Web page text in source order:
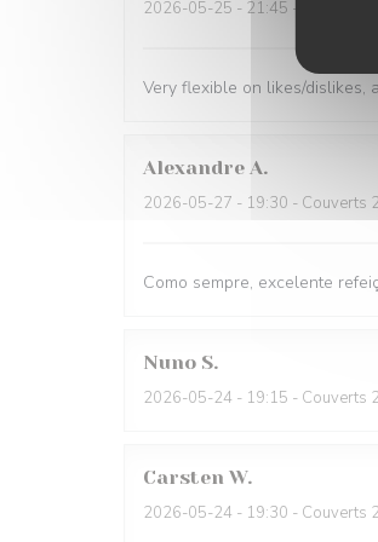
2026-05-25 - 21:45 - Couverts 1
Very flexible on likes/dislikes,
Alexandre A
2026-05-27 - 19:30 - Couverts 2
Como sempre, excelente
Nuno S
2026-05-24 - 19:15 - Couverts 2
Carsten W
2026-05-24 - 19:30 - Couverts 2